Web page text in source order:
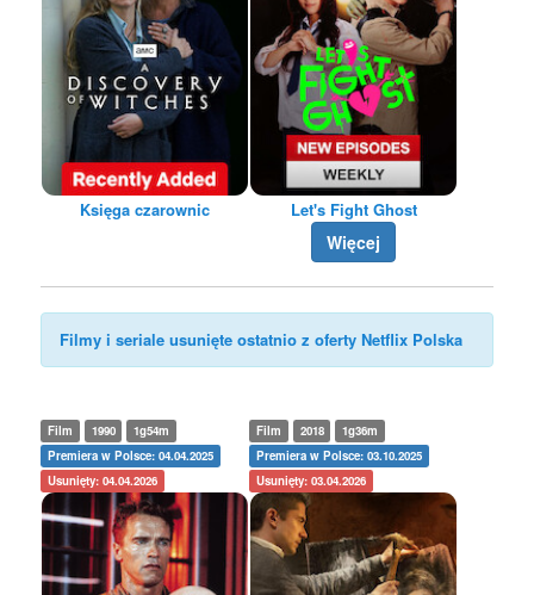
Księga czarownic Let's Fight Ghost
Więcej
Filmy i seriale usunięte ostatnio z oferty Netflix Polska
Film 1990
1g54m
Premiera w Polsce: 04.04.2025
Usunięty: 04.04.2026
Film 2018
1g36m
Premiera w Polsce: 03.10.2025
Usunięty: 03.04.2026